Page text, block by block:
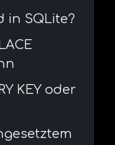
in SQLite?
KEY oder